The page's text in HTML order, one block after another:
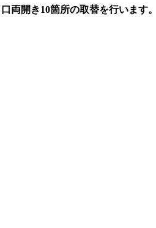
両開き10箇所の取替を行います。